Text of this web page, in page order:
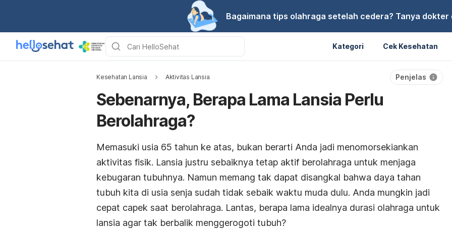
Bagaimana tips olahraga setelah cedera? Tanya dokter
Kategori Cek Kesehatan
Kesehatan Lansia Aktivitas Lansia Penjelas
Sebenarnya, Berapa Lama Lansia Perlu
Berolahraga?
Memasuki usia 65 tahun ke atas, bukan berarti Anda jadi menomorsekiankan
aktivitas fisik. Lansia justru sebaiknya tetap aktif berolahraga untuk menjaga
kebugaran tubuhnya. Namun memang tak dapat disangkal bahwa daya tahan
tubuh kita di usia senja sudah tidak sebaik waktu muda dulu. Anda mungkin jadi
cepat capek saat berolahraga. Lantas, berapa lama idealnya durasi olahraga untuk
lansia agar tak berbalik menggerogoti tubuh?